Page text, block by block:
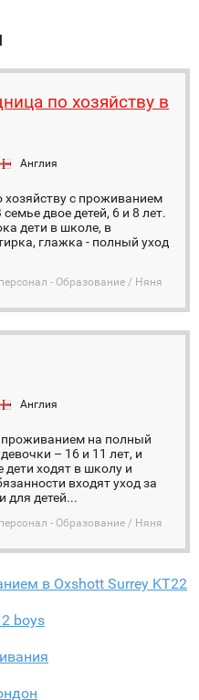
по хозяйству в
Англия
с проживанием
двое детей, 6 и 8 лет.
дети в школе, в
глажка - полный уход
- Образование / Няня
Англия
проживанием на полный
– 16 и 11 лет, и
ходят в школу и
входят уход за
для детей...
- Образование / Няня
в Oxshott Surrey KT22
boys